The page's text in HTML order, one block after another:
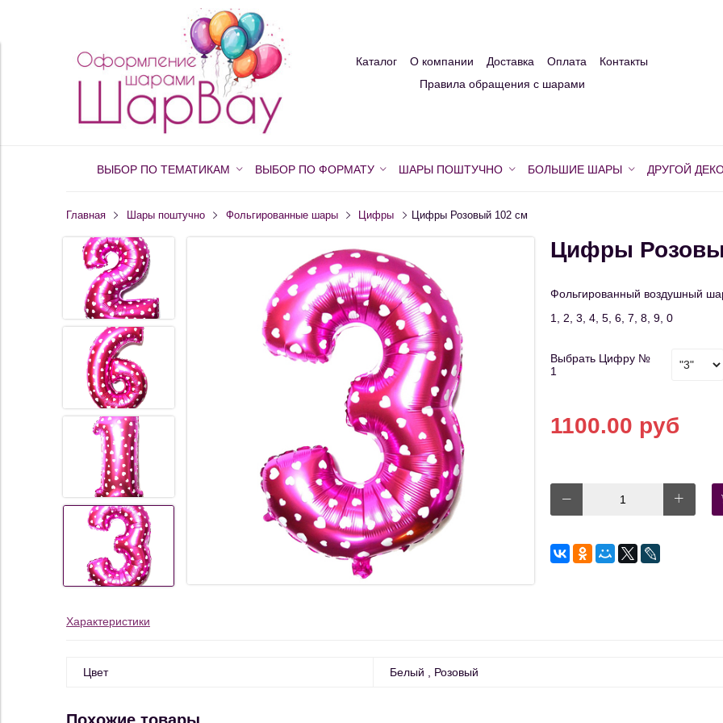
Каталог О компании Доставка Оплата
Контакты
Правила обращения с шарами
ВЫБОР ПО ТЕМАТИКАМ ВЫБОР ПО ФОРМАТУ ШАРЫ ПОШТУЧНО БОЛЬШИЕ ШАРЫ ДРУГОЙ
Главная Шары поштучно Фольгированные шары Цифры Цифры Розовый 102 см
Цифры
Фольгированный воздушный
1, 2, 3, 4, 5, 6, 7, 8, 9, 0
Выбрать Цифру №
1
1100.00 руб
Характеристики
Цвет Белый Розовый